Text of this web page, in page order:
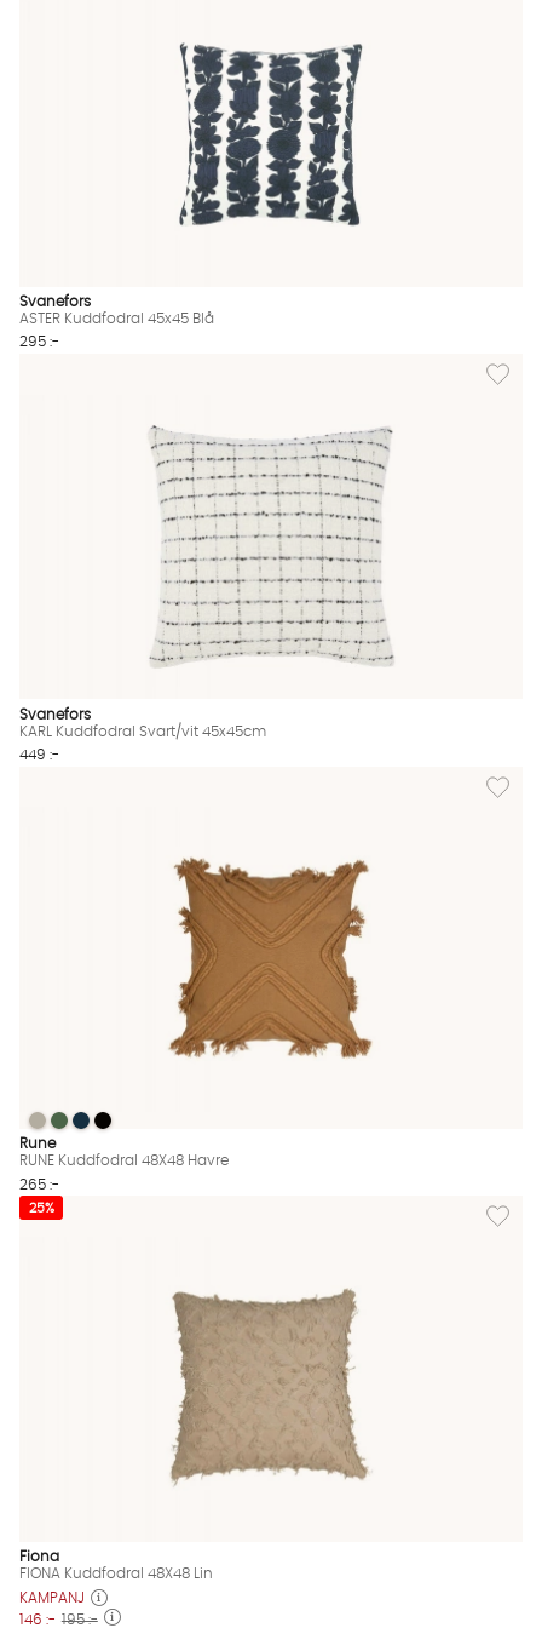
Svanefors
ASTER Kuddfodral 45x45 Blå
295 :-
Lägg
Svanefors
KARL Kuddfodral Svart/vit 45x45cm
449 :-
Lägg
RUNE Kuddfodral 48X48 Havre Finns även i dessa färger:
RUNE Kuddfodral 48X48 Havre
RUNE Kuddfodral 48X48 Havre
RUNE Kuddfodral 48X48 Havre
RUNE Kuddfodral 48X48 Havre
Rune
RUNE Kuddfodral 48X48 Havre
265 :-
Lägg
25%
Fiona
FIONA Kuddfodral 48X48 Lin
KAMPANJ
146 :- 195 :-